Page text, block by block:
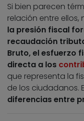
Si bien parecen
relación entre ellos,
la presión fiscal
recaudación
Bruto, el esfuerzo
directa a los
que representa la
de los ciudadanos.
diferencias entre